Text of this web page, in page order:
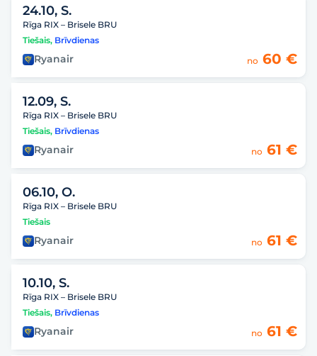
24.10, S.
Rīga RIX – Brisele BRU
Tiešais, Brīvdienas
Ryanair no 60 €
12.09, S.
Rīga RIX – Brisele BRU
Tiešais, Brīvdienas
Ryanair no 61 €
06.10, O.
Rīga RIX – Brisele BRU
Tiešais
Ryanair no 61 €
10.10, S.
Rīga RIX – Brisele BRU
Tiešais, Brīvdienas
Ryanair no 61 €